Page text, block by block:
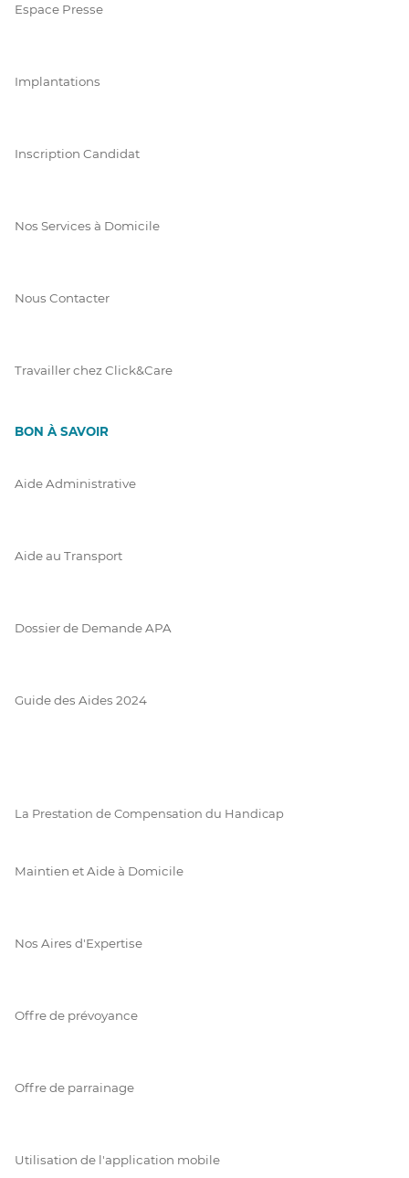
Espace Presse
Implantations
Inscription Candidat
Nos Services à Domicile
Nous Contacter
Travailler chez Click&Care
BON À SAVOIR
Aide Administrative
Aide au Transport
Dossier de Demande APA
Guide des Aides 2024
La Prestation de Compensation du Handicap
Maintien et Aide à Domicile
Nos Aires d'Expertise
Offre de prévoyance
Offre de parrainage
Utilisation de l'application mobile